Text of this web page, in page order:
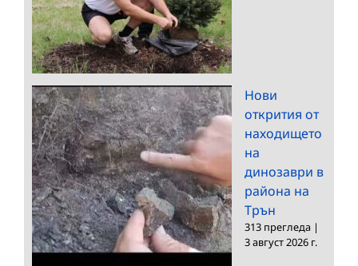
Нови
открития от
находището
на
динозаври в
района на
Трън
313 прегледа |
3 август 2026 г.